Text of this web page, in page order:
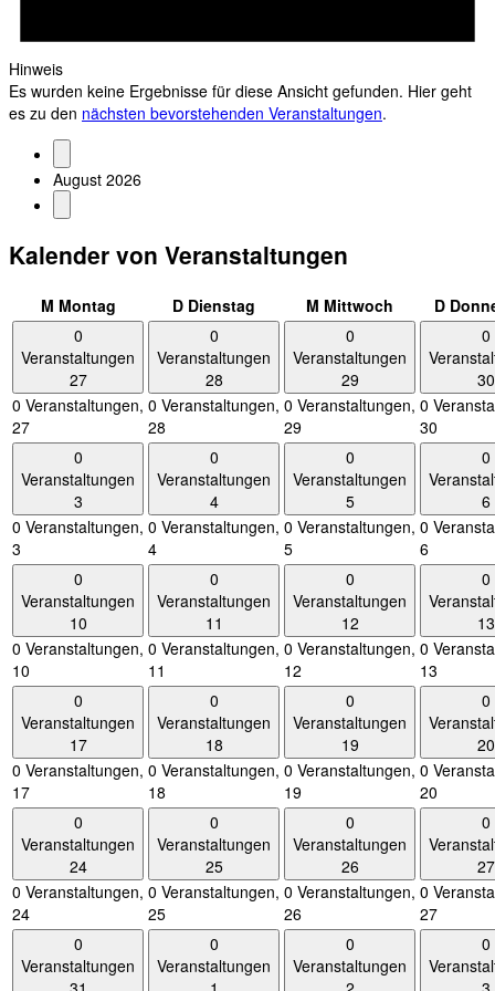
Hinweis
Es wurden keine Ergebnisse für diese Ansicht gefunden. Hier geht
es zu den nächsten bevorstehenden Veranstaltungen.
August 2026
Kalender von Veranstaltungen
M Montag D Dienstag M Mittwoch D
0
Veranstaltungen
27
0 Veranstaltungen,
27
0
Veranstaltungen
28
0 Veranstaltungen,
28
0
Veranstaltungen
29
0 Veranstaltungen,
29
0
30
0
30
0
Veranstaltungen
3
0 Veranstaltungen,
3
0
Veranstaltungen
4
0 Veranstaltungen,
4
0
Veranstaltungen
5
0 Veranstaltungen,
5
0
6
0
6
0
Veranstaltungen
10
0 Veranstaltungen,
10
0
Veranstaltungen
11
0 Veranstaltungen,
11
0
Veranstaltungen
12
0 Veranstaltungen,
12
0
13
0
13
0
Veranstaltungen
17
0 Veranstaltungen,
17
0
Veranstaltungen
18
0 Veranstaltungen,
18
0
Veranstaltungen
19
0 Veranstaltungen,
19
0
20
0
20
0
Veranstaltungen
24
0 Veranstaltungen,
24
0
Veranstaltungen
25
0 Veranstaltungen,
25
0
Veranstaltungen
26
0 Veranstaltungen,
26
0
27
0
27
0
Veranstaltungen
0
Veranstaltungen
0
Veranstaltungen
0